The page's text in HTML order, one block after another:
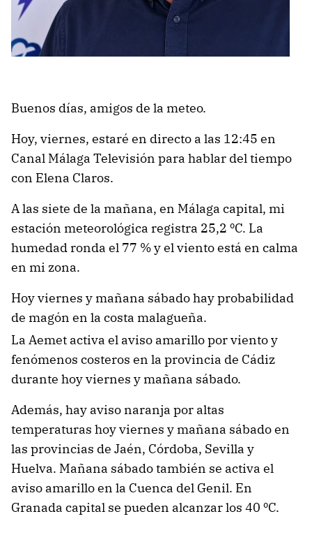
Buenos días, amigos de la meteo.
Hoy, viernes, estaré en directo a las 12:45 en
Canal Málaga Televisión para hablar del tiempo
con Elena Claros.
A las siete de la mañana, en Málaga capital, mi
estación meteorológica registra 25,2 ºC. La
humedad ronda el 77 % y el viento está en calma
en mi zona.
Hoy viernes y mañana sábado hay probabilidad
de magón en la costa malagueña.
La Aemet activa el aviso amarillo por viento y
fenómenos costeros en la provincia de Cádiz
durante hoy viernes y mañana sábado.
Además, hay aviso naranja por altas
temperaturas hoy viernes y mañana sábado en
las provincias de Jaén, Córdoba, Sevilla y
Huelva. Mañana sábado también se activa el
aviso amarillo en la Cuenca del Genil. En
Granada capital se pueden alcanzar los 40 ºC.